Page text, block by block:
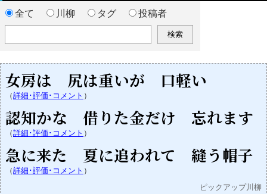
全て 川柳 タグ 投稿者
女房は 尻は重いが 口軽い
（詳細･評価･コメント ）
認知かな 借りた金だけ 忘れます
（詳細･評価･コメント ）
急に来た 夏に追われて 縫う帽子
（詳細･評価･コメント ）
ピックアップ川柳